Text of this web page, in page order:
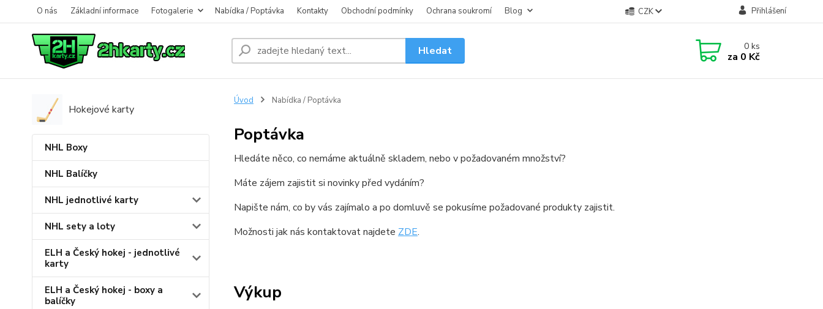
O nás Základní informace Fotogalerie Nabídka / Poptávka Kontakty Obchodní podmínky Ochrana soukromí Blog CZK Přihlášení
Hledat 0ks
za 0 Kč
Hokejové karty
NHL Boxy
NHL Balíčky
NHL jednotlivé karty
NHL sety a loty
ELH a Český hokej - jednotlivé
karty
ELH a Český hokej - boxy a
balíčky
Úvod Nabídka / Poptávka
Poptávka
Hledáte něco, co nemáme aktuálně skladem, nebo v požadovaném množství?
Máte zájem zajistit si novinky před vydáním?
Napište nám, co by vás zajímalo a po domluvě se pokusíme požadované produkty zajistit.
Možnosti jak nás kontaktovat najdete ZDE.
Výkup